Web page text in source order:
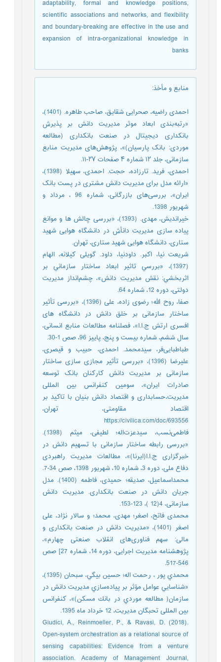
adaptability, formal and knowledge positions,
scientific associations and networks, and flexibility
and boundary-breaking are effective in the use and
expansion of intra-organizational knowledge in
banks
منابع و مأخذ:
احمدی راضیه، صحرایی شقایق، صاحب طاهره. (1401)،
«رتبه‌بندی ابعاد موثر مدیریت دانش بر پذیرش
بانکداری دیجیتال در صنعت بانکداری (مطالعه
موردی: بانک پارسیان)»، پژوهش‌های مدیریت منابع
سازمانی، جلد ۱۲ شماره ۴ صفحات ۲۷-۱۱.
احمدی، فرید. تارزاده، حجت. احمدی، سهیلا (1398)،
«ارائه مدل برای مدیریت دانش مشتری در پست بانک
ایران»، بررسی‌های بازرگانی، شماره 96 ، مرداد و
شهریور 1398.
خیراندیش، مهدی. (1393)، «بررسی چالش ها و موانع
پیاده سازی مدیریت دانأش در دانشگاه هوایی شهید
ستاری، دانشگاه هوایی شهید ستاری، تهران.
شريعت نيا، اکبر. داودنیا، داود. گویلی کیلانه، الهام
(1397)، «بررسي تاثير ابعاد ساختار سازماني بر
اثربخشي: نقش مديريت دانش»، چشم‌انداز مدیریت
دولتی، دوره 12، شماره 64.
صفا، روح الله؛ رضوی زاده، علی (1396)، «بررسی تأثیر
ساختار سازمانی بر خلق دانش در دانشگاه های
افسری ارتش ج.ا.ا»، فصلنامه مطالعات منابع انسانی،
سال ششم، شماره بیست و پنج، پاییز 96، صص 1-30.
طباطبایی‌فر، سیدمحمد. احمدی، حبیب و قیصری،
علیرضا (1396)، «بررسی تأثیر مجازی سازی ساختار
سازمانی بر مدیریت دانش کارکنان بانک توسعه
صادرات ایران»، سومین کنفرانس بین المللی
مدیریت،حسابداری و اقتصاد دانش بنیان با تاکید بر
اقتصاد مقاومتی، تهران،
https://civilica.com/doc/693556
فاطمی‌نسب، سیدعزت‌اله؛ لطیفی، میثم (1398).
«بررسی رابطه ساختار سازمانی با تسهیم دانش در
خبرگزاری ج.ا.ا(ایرنا)»، مطالعات مدیریت راهبردی
دفاع ملی، دوره 3، شماره 10، شهریور 1398، صص 34-7.
محمداسماعیل، صدیقه؛ حمیدی، فاطمه (1400). مدل
جریان دانش در صنعت بانکداری. مدیریت دانش
سازمانی، 4(12 )، 123-153.
محمدی فاتح، اصغر؛ مهدی، محمد؛ و سالار نژاد، علی
اصغر (1401)، «مدیریت دانش در صنعت بانکداری و
مالی: سهم فناوری‌های انقلاب صنعتی چهارم»،
پژوهشنامه مدیریت اجرایی، دوره 14، شماره 27] صص
546-517.
محمدي پور ، رحمت اله؛ حسين بيگي، سبحان (1395)،
«شناسايي عوامل مؤثر بر پياده‌سازي مديريت دانش در
سازمان( مطالعه موردي در بانك مسكن)»، کنفرانس
بین المللی تحبگان مدیریت، 12 خرداد ماه 1395.
Giudici, A., Reinmoeller, P., & Ravasi, D. (2018).
Open-system orchestration as a relational source of
sensing capabilities: Evidence from a venture
association. Academy of Management Journal,